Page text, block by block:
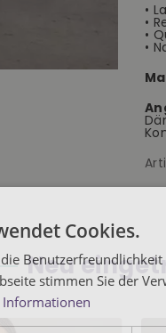
•
•
•
•
Neu
Cookies.
stimmen Sie der
Informationen